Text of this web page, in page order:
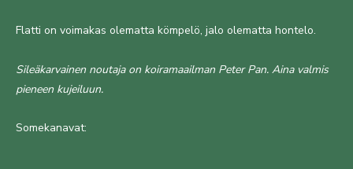
Flatti on voimakas olematta kömpelö, jalo olematta hontelo.
Sileäkarvainen noutaja on koiramaailman Peter Pan. Aina valmis
pieneen kujeiluun.
Somekanavat: